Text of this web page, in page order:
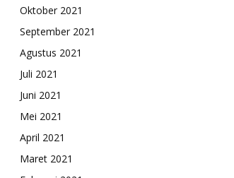
Oktober 2021
September 2021
Agustus 2021
Juli 2021
Juni 2021
Mei 2021
April 2021
Maret 2021